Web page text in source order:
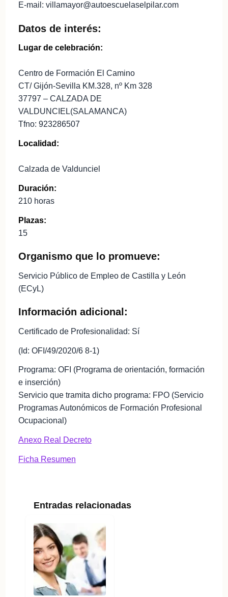
E-mail: villamayor@autoescuelaselpilar.com
Datos de interés:
Lugar de celebración:
Centro de Formación El Camino
CT/ Gijón-Sevilla KM.328, nº Km 328
37797 – CALZADA DE
VALDUNCIEL(SALAMANCA)
Tfno: 923286507
Localidad:
Calzada de Valdunciel
Duración:
210 horas
Plazas:
15
Organismo que lo promueve:
Servicio Público de Empleo de Castilla y León
(ECyL)
Información adicional:
Certificado de Profesionalidad: Sí
(Id: OFI/49/2020/6 8-1)
Programa: OFI (Programa de orientación, formación
e inserción)
Servicio que tramita dicho programa: FPO (Servicio
Programas Autonómicos de Formación Profesional
Ocupacional)
Anexo Real Decreto
Ficha Resumen
Entradas relacionadas